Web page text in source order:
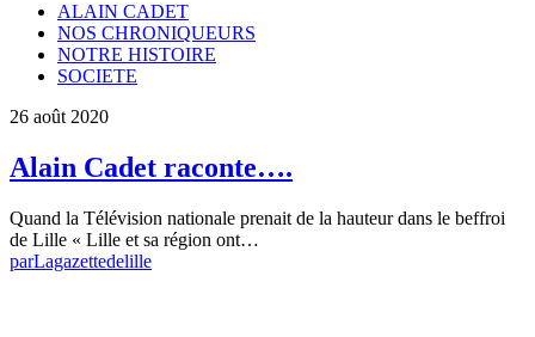
ALAIN CADET
NOS CHRONIQUEURS
NOTRE HISTOIRE
SOCIETE
26 août 2020
Alain Cadet raconte….
Quand la Télévision nationale prenait de la hauteur dans le beffroi
de Lille « Lille et sa région ont…
parLagazettedelille